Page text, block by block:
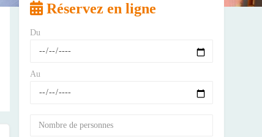
Réservez en ligne
Du
Au